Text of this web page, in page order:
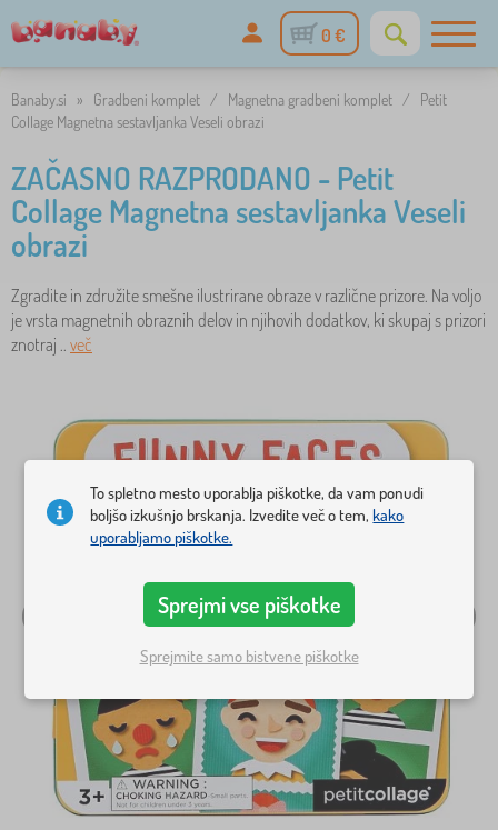
0 €
Banaby.si » Gradbeni komplet / Magnetna gradbeni komplet /
Petit
Collage Magnetna sestavljanka Veseli obrazi
ZAČASNO RAZPRODANO - Petit
Collage Magnetna sestavljanka Veseli
obrazi
Zgradite in združite smešne ilustrirane obraze v različne prizore. Na voljo
je vrsta magnetnih obraznih delov in njihovih dodatkov, ki skupaj s prizori
znotraj .. več
To spletno mesto uporablja piškotke, da vam ponudi
boljšo izkušnjo brskanja. Izvedite več o tem,kako
uporabljamo piškotke.
Sprejmi vse piškotke
Sprejmite samo bistvene piškotke